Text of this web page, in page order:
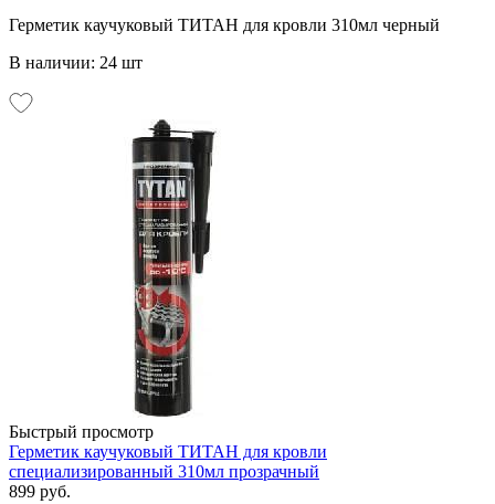
Герметик каучуковый ТИТАН для кровли 310мл черный
В наличии: 24 шт
Быстрый просмотр
Герметик каучуковый ТИТАН для кровли
специализированный 310мл прозрачный
899 руб.